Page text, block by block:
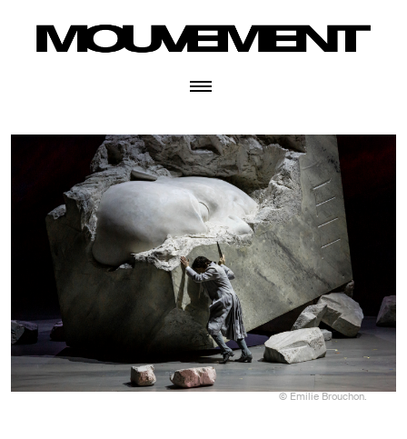
© Emilie Brouchon.